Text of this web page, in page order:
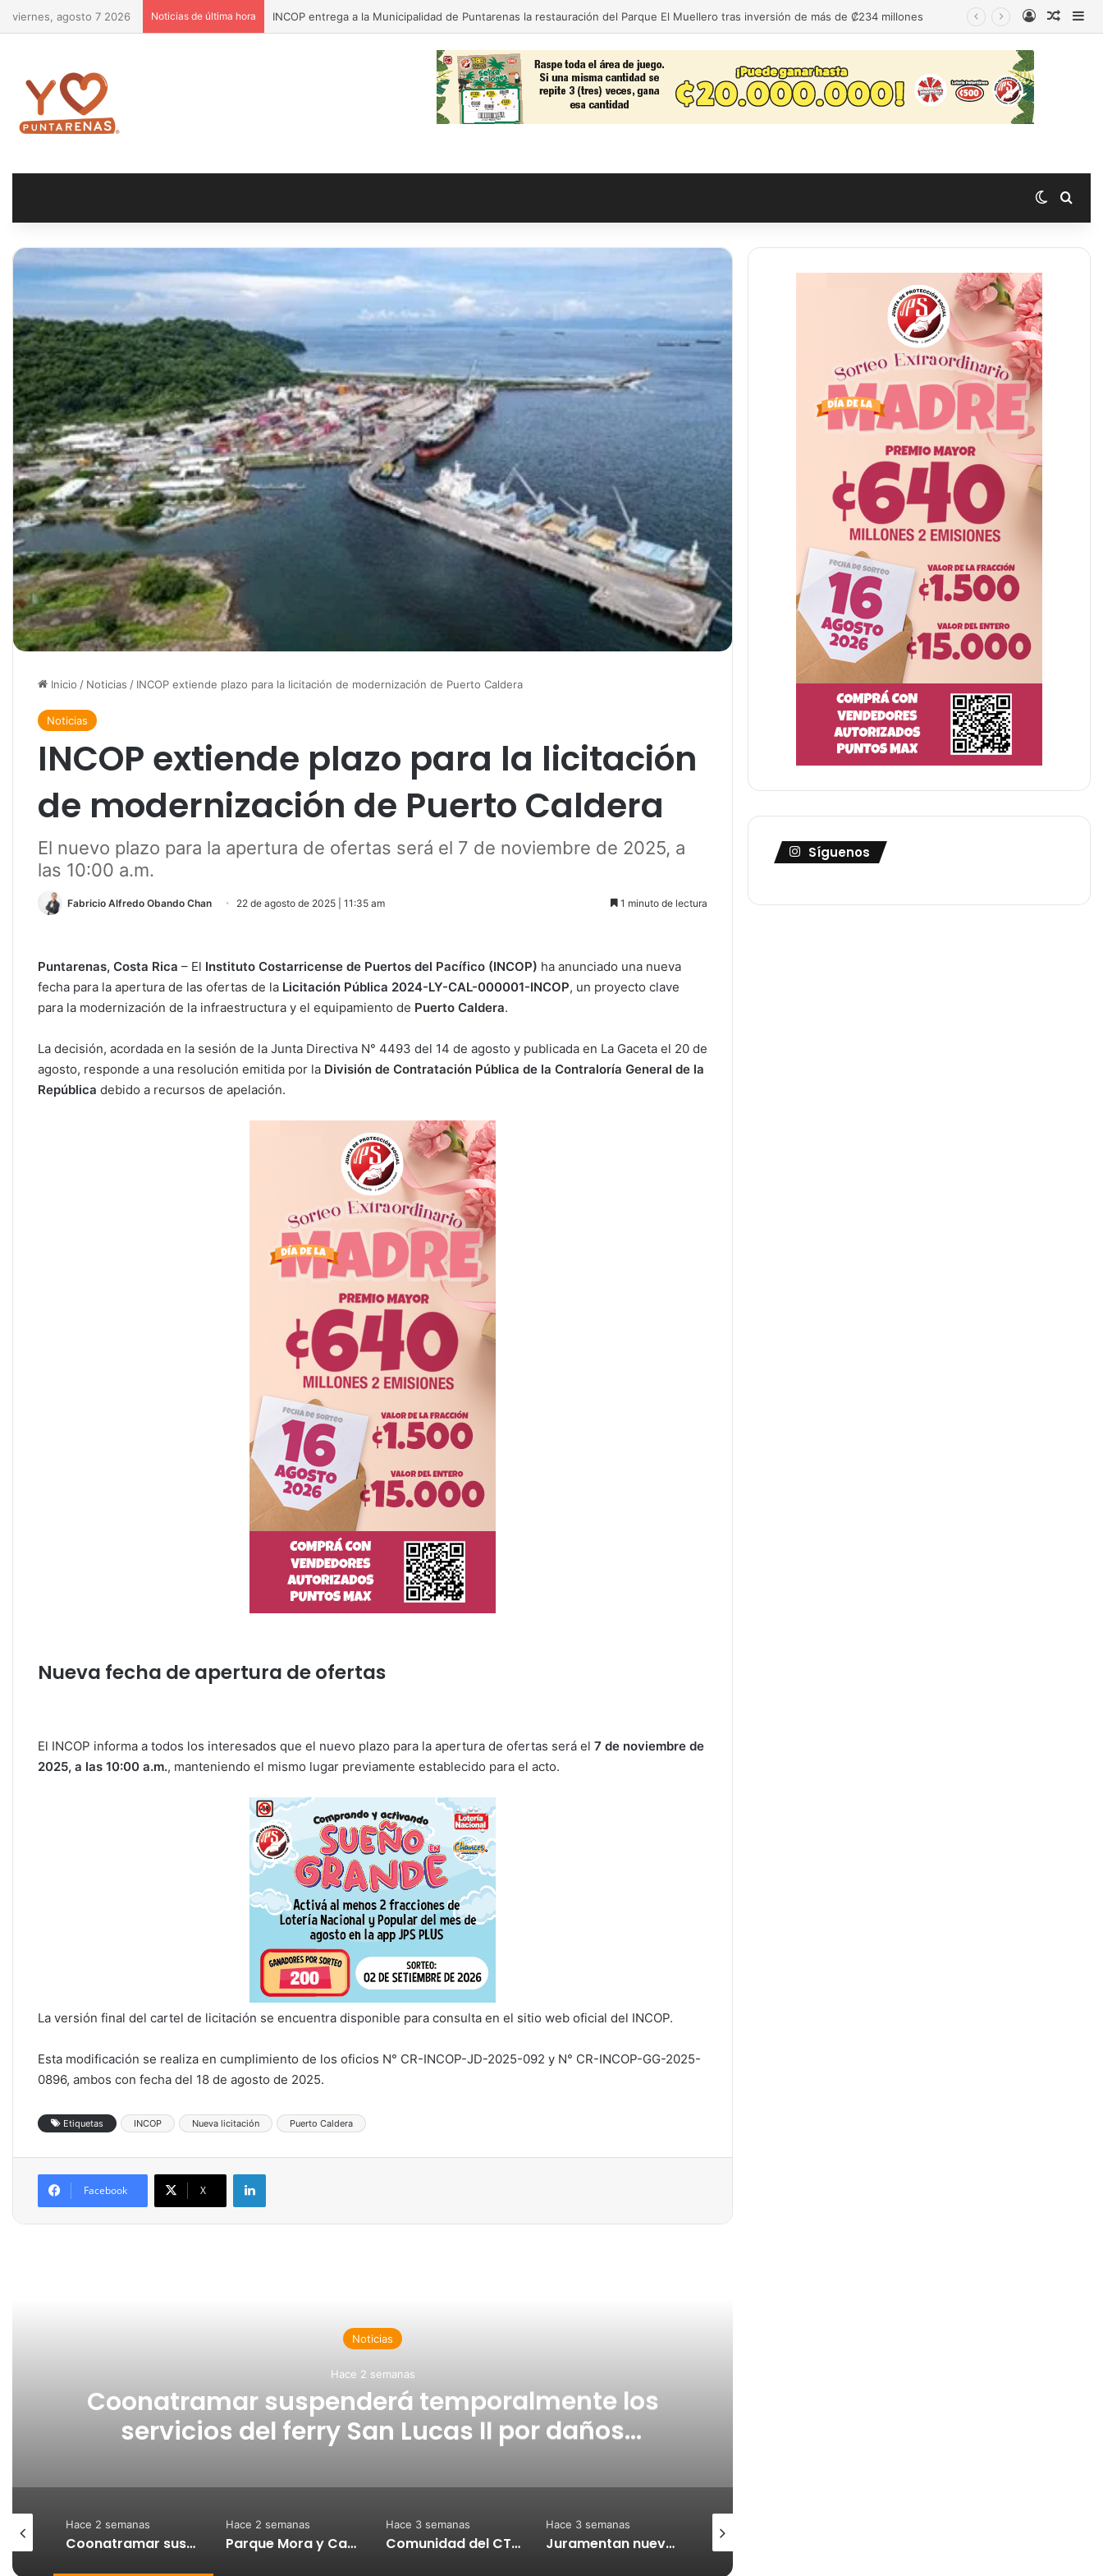
viernes, agosto 7 2026 Noticias de última hora INCOP entrega a la Municipalidad de Puntarenas la restauración del Parque El Muellero tras inversión de más de ₡234 millones Acceso
Switch
Inicio / Noticias / INCOP extiende plazo para la licitación de modernización de Puerto Caldera
Noticias
INCOP extiende plazo para la licitación
de modernización de Puerto Caldera
El nuevo plazo para la apertura de ofertas será el 7 de noviembre de 2025, a
las 10:00 a.m.
Fabricio Alfredo Obando Chan 22 de agosto de 2025 | 11:35 am 1 minuto de lectura
Puntarenas, Costa Rica – El Instituto Costarricense de Puertos del Pacífico (INCOP) ha anunciado una nueva
fecha para la apertura de las ofertas de la Licitación Pública 2024-LY-CAL-000001-INCOP, un proyecto clave
para la modernización de la infraestructura y el equipamiento de Puerto Caldera.
La decisión, acordada en la sesión de la Junta Directiva N° 4493 del 14 de agosto y publicada en La Gaceta el 20 de
agosto, responde a una resolución emitida por la División de Contratación Pública de la Contraloría General de la
República debido a recursos de apelación.
Nueva fecha de apertura de ofertas
El INCOP informa a todos los interesados que el nuevo plazo para la apertura de ofertas será el 7 de noviembre de
2025, a las 10:00 a.m., manteniendo el mismo lugar previamente establecido para el acto.
La versión final del cartel de licitación se encuentra disponible para consulta en el sitio web oficial del INCOP.
Esta modificación se realiza en cumplimiento de los oficios N° CR-INCOP-JD-2025-092 y N° CR-INCOP-GG-2025-
0896, ambos con fecha del 18 de agosto de 2025.
Etiquetas INCOP Nueva licitación Puerto Caldera
Facebook X
LinkedIn
Noticias
Hace 2 semanas
Coonatramar suspenderá temporalmente los
servicios del ferry San Lucas II por daños
INCOP entrega a la Municipalidad de Puntarenas la restauración del Parque El Muellero tras inversión de más de ₡234 millones
Hace 2 semanas
Coonatramar suspenderá temporalmente los servicios del ferry San Lucas II por daños asociados a la sedimentación
Hace 2 semanas
Parque Mora y Cañas: INCOP recibe obras de restauración
Hace 3 semanas
Comunidad del CTP de Puntarenas celebra mejoras en sus instalaciones tras años de espera
Hace 3 semanas
Juramentan nueva Comisión de Festejos Populares de Puntarenas rumbo a los Carnavales 2027
Síguenos